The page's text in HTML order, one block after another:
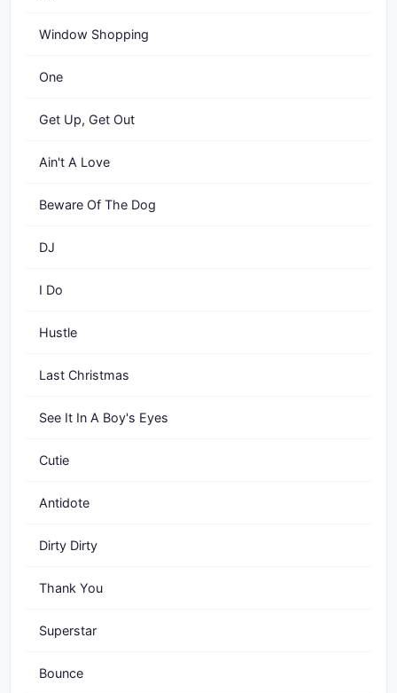
Window Shopping
One
Get Up, Get Out
Ain't A Love
Beware Of The Dog
DJ
I Do
Hustle
Last Christmas
See It In A Boy's Eyes
Cutie
Antidote
Dirty Dirty
Thank You
Superstar
Bounce